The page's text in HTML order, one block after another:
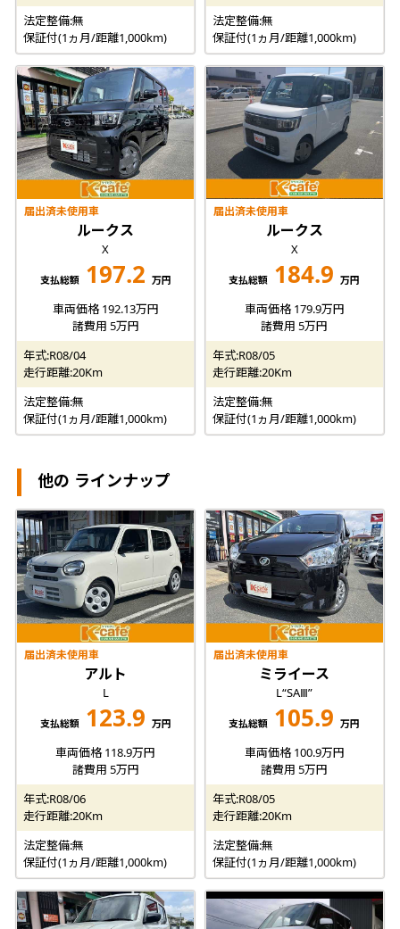
法定整備:無
保証付(1ヵ月/距離1,000km)
法定整備:無
保証付(1ヵ月/距離1,000km)
届出済未使用車
ルークス
X
支払総額 197.2 万円
車両価格 192.13万円
諸費用 5万円
年式:R08/04
走行距離:20Km
法定整備:無
保証付(1ヵ月/距離1,000km)
届出済未使用車
ルークス
X
支払総額 184.9 万円
車両価格 179.9万円
諸費用 5万円
年式:R08/05
走行距離:20Km
法定整備:無
保証付(1ヵ月/距離1,000km)
他の ラインナップ
届出済未使用車
アルト
L
支払総額 123.9 万円
車両価格 118.9万円
諸費用 5万円
年式:R08/06
走行距離:20Km
法定整備:無
保証付(1ヵ月/距離1,000km)
届出済未使用車
ミライース
L“SAⅢ”
支払総額 105.9 万円
車両価格 100.9万円
諸費用 5万円
年式:R08/05
走行距離:20Km
法定整備:無
保証付(1ヵ月/距離1,000km)